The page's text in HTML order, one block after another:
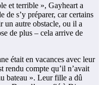
et terrible », Gayheart a
de s’y préparer, car certains
un autre obstacle, ou il a
de plus – cela arrive de
était en vacances avec leur
rendu compte qu’il n’avait
bateau ». Leur fille a dû